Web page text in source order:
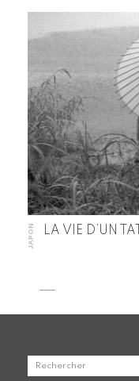
JAPON LA VIE D’UN